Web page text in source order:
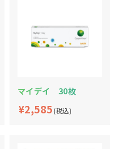
マイデイ 30枚
¥2,585(税込)